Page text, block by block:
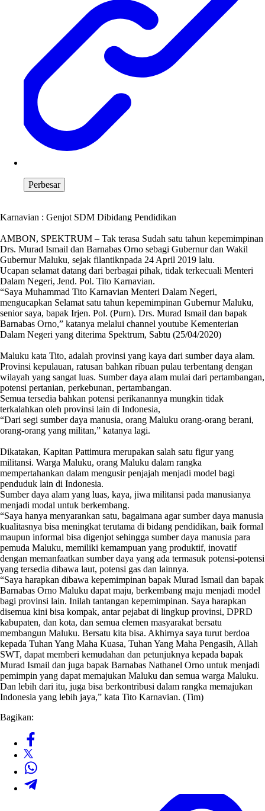
Perbesar
Karnavian : Genjot SDM Dibidang Pendidikan
AMBON, SPEKTRUM – Tak terasa Sudah satu tahun kepemimpinan
Drs. Murad Ismail dan Barnabas Orno sebagi Gubernur dan Wakil
Gubernur Maluku, sejak filantiknpada 24 April 2019 lalu.
Ucapan selamat datang dari berbagai pihak, tidak terkecuali Menteri
Dalam Negeri, Jend. Pol. Tito Karnavian.
“Saya Muhammad Tito Karnavian Menteri Dalam Negeri,
mengucapkan Selamat satu tahun kepemimpinan Gubernur Maluku,
senior saya, bapak Irjen. Pol. (Purn). Drs. Murad Ismail dan bapak
Barnabas Orno,” katanya melalui channel youtube Kementerian
Dalam Negeri yang diterima Spektrum, Sabtu (25/04/2020)
Maluku kata Tito, adalah provinsi yang kaya dari sumber daya alam.
Provinsi kepulauan, ratusan bahkan ribuan pulau terbentang dengan
wilayah yang sangat luas. Sumber daya alam mulai dari pertambangan,
potensi pertanian, perkebunan, pertambangan.
Semua tersedia bahkan potensi perikanannya mungkin tidak
terkalahkan oleh provinsi lain di Indonesia,
“Dari segi sumber daya manusia, orang Maluku orang-orang berani,
orang-orang yang militan,” katanya lagi.
Dikatakan, Kapitan Pattimura merupakan salah satu figur yang
militansi. Warga Maluku, orang Maluku dalam rangka
mempertahankan dalam mengusir penjajah menjadi model bagi
penduduk lain di Indonesia.
Sumber daya alam yang luas, kaya, jiwa militansi pada manusianya
menjadi modal untuk berkembang.
“Saya hanya menyarankan satu, bagaimana agar sumber daya manusia
kualitasnya bisa meningkat terutama di bidang pendidikan, baik formal
maupun informal bisa digenjot sehingga sumber daya manusia para
pemuda Maluku, memiliki kemampuan yang produktif, inovatif
dengan memanfaatkan sumber daya yang ada termasuk potensi-potensi
yang tersedia dibawa laut, potensi gas dan lainnya.
“Saya harapkan dibawa kepemimpinan bapak Murad Ismail dan bapak
Barnabas Orno Maluku dapat maju, berkembang maju menjadi model
bagi provinsi lain. Inilah tantangan kepemimpinan. Saya harapkan
disemua kini bisa kompak, antar pejabat di lingkup provinsi, DPRD
kabupaten, dan kota, dan semua elemen masyarakat bersatu
membangun Maluku. Bersatu kita bisa. Akhirnya saya turut berdoa
kepada Tuhan Yang Maha Kuasa, Tuhan Yang Maha Pengasih, Allah
SWT, dapat memberi kemudahan dan petunjuknya kepada bapak
Murad Ismail dan juga bapak Barnabas Nathanel Orno untuk menjadi
pemimpin yang dapat memajukan Maluku dan semua warga Maluku.
Dan lebih dari itu, juga bisa berkontribusi dalam rangka memajukan
Indonesia yang lebih jaya,” kata Tito Karnavian. (Tim)
Bagikan: